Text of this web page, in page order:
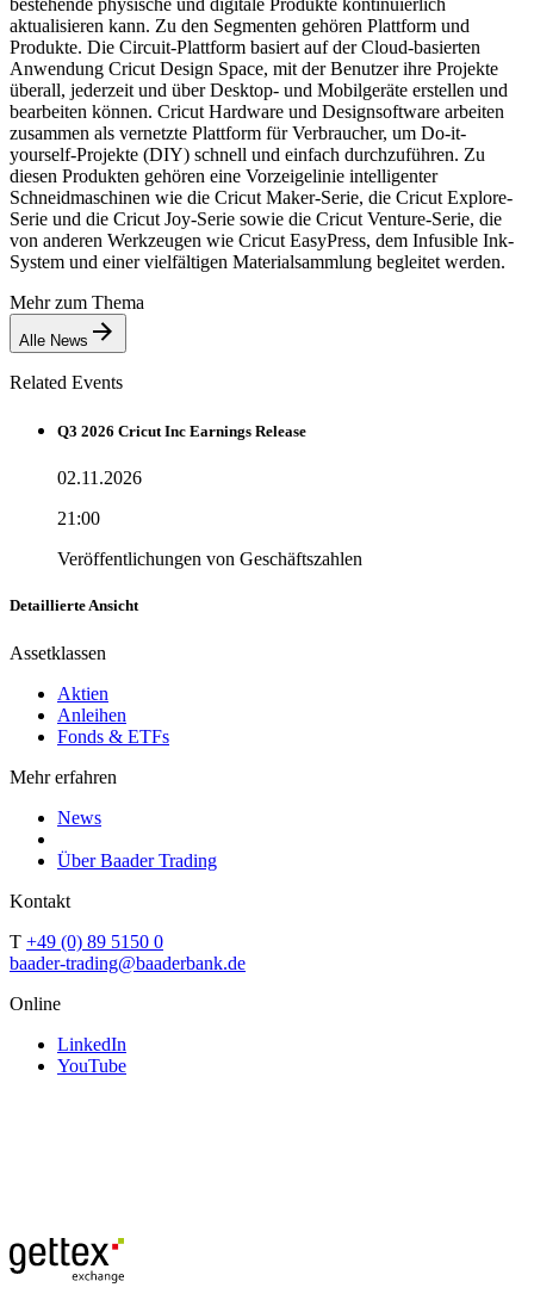
aktualisieren kann. Zu den Segmenten gehören Plattform und
Produkte. Die Circuit-Plattform basiert auf der Cloud-basierten
Anwendung Cricut Design Space, mit der Benutzer ihre Projekte
überall, jederzeit und über Desktop- und Mobilgeräte erstellen und
bearbeiten können. Cricut Hardware und Designsoftware arbeiten
zusammen als vernetzte Plattform für Verbraucher, um Do-it-
yourself-Projekte (DIY) schnell und einfach durchzuführen. Zu
diesen Produkten gehören eine Vorzeigelinie intelligenter
Schneidmaschinen wie die Cricut Maker-Serie, die Cricut Explore-
Serie und die Cricut Joy-Serie sowie die Cricut Venture-Serie, die
von anderen Werkzeugen wie Cricut EasyPress, dem Infusible Ink-
System und einer vielfältigen Materialsammlung begleitet werden.
Mehr zum Thema
Alle News
Related Events
Q3 2026 Cricut Inc Earnings Release
02.11.2026
21:00
Veröffentlichungen von Geschäftszahlen
Detaillierte Ansicht
Assetklassen
Aktien
Anleihen
Fonds & ETFs
Mehr erfahren
News
Über Baader Trading
Kontakt
T +49 (0) 89 5150 0
baader-trading@baaderbank.de
Online
LinkedIn
YouTube